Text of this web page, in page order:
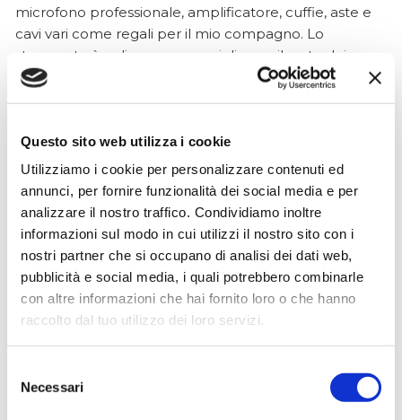
Questo sito web utilizza i cookie
Utilizziamo i cookie per personalizzare contenuti ed
annunci, per fornire funzionalità dei social media e per
analizzare il nostro traffico. Condividiamo inoltre
informazioni sul modo in cui utilizzi il nostro sito con i
nostri partner che si occupano di analisi dei dati web,
pubblicità e social media, i quali potrebbero combinarle
con altre informazioni che hai fornito loro o che hanno
raccolto dal tuo utilizzo dei loro servizi.
delNecessari
microfono professionale, amplificatore, cuffie, aste e
cavi vari come regali per il mio compagno. Lo
strumento è a dir poco meraviglioso e il resto dei
prodotti è di alto livello. I venditori son..
Simone Gasparoni
un mese fa
★★★★★
Ottima esperienza d’acquisto. Comunicazione
puntuale e cordiale, spedizione rapida e prodotti
effettivamente disponibili come indicato sul sito, senza
sorprese o ritardi. Servizio affidabile e professionale.
Negozio assolutamente consigliato, acqui..